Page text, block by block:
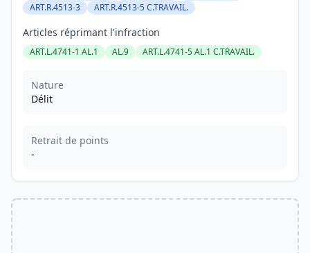
ART.R.4513-3
ART.R.4513-5 C.TRAVAIL.
Articles réprimant l'infraction
ART.L.4741-1 AL.1 AL.9 ART.L.4741-5 AL.1 C.TRAVAIL.
Nature
Délit
Retrait de points
-